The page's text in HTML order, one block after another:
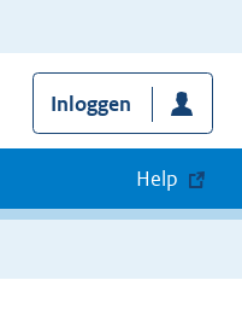
Inloggen
Help